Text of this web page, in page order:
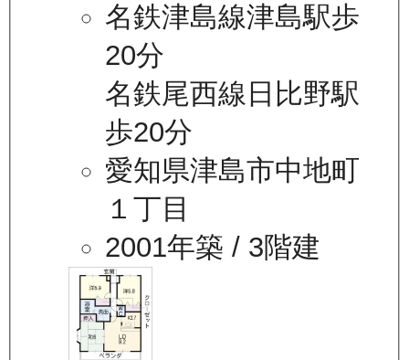
名鉄津島線津島駅歩
20分
名鉄尾西線日比野駅
歩20分
愛知県津島市中地町
１丁目
2001年築 / 3階建